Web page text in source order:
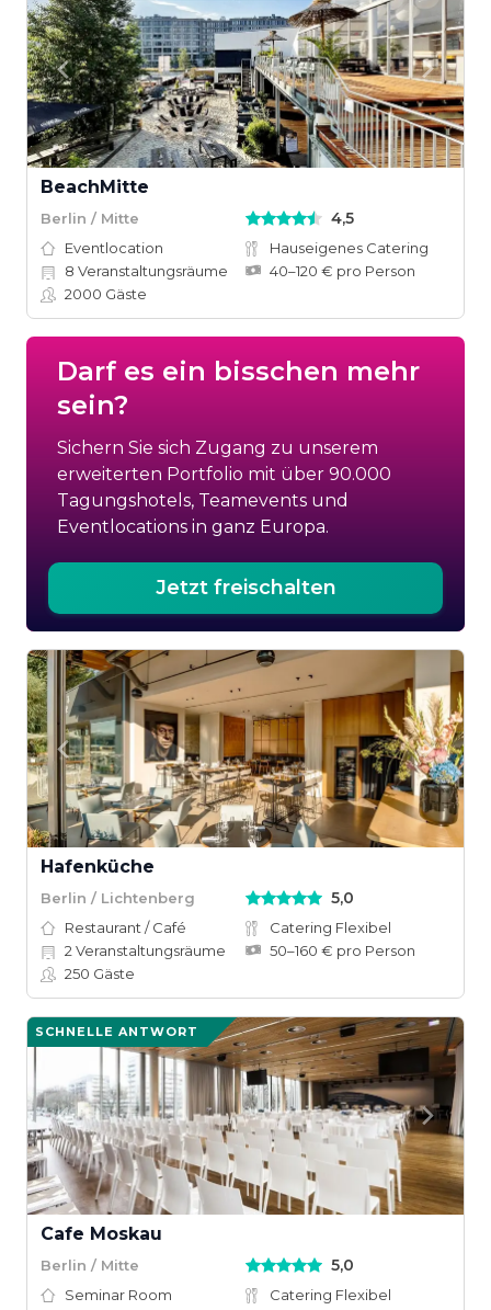
BeachMitte
Berlin / Mitte 4,5
Eventlocation
Hauseigenes Catering
8 Veranstaltungsräume
40–120 € pro Person
2000 Gäste
Darf es ein bisschen mehr
sein?
Sichern Sie sich Zugang zu unserem
erweiterten Portfolio mit über 90.000
Tagungshotels, Teamevents und
Eventlocations in ganz Europa.
Jetzt freischalten
Hafenküche
Berlin / Lichtenberg 5,0
Restaurant / Café
Catering Flexibel
2 Veranstaltungsräume
50–160 € pro Person
250 Gäste
SCHNELLE ANTWORT
Cafe Moskau
Berlin / Mitte 5,0
Seminar Room
Catering Flexibel